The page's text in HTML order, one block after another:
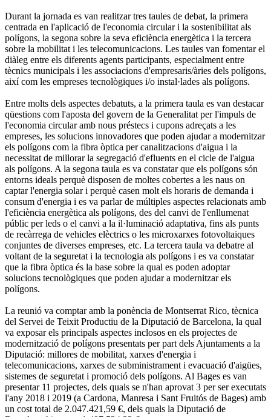
Durant la jornada es van realitzar tres taules de debat, la primera
centrada en l'aplicació de l'economia circular i la sostenibilitat als
polígons, la segona sobre la seva eficiència energètica i la tercera
sobre la mobilitat i les telecomunicacions. Les taules van fomentar el
diàleg entre els diferents agents participants, especialment entre
tècnics municipals i les associacions d'empresaris/àries dels polígons,
així com les empreses tecnològiques i/o instal·lades als polígons.
Entre molts dels aspectes debatuts, a la primera taula es van destacar
qüestions com l'aposta del govern de la Generalitat per l'impuls de
l'economia circular amb nous préstecs i cupons adreçats a les
empreses, les solucions innovadores que poden ajudar a modernitzar
els polígons com la fibra òptica per canalitzacions d'aigua i la
necessitat de millorar la segregació d'efluents en el cicle de l'aigua
als polígons. A la segona taula es va constatar que els polígons són
entorns ideals perquè disposen de moltes cobertes a les naus on
captar l'energia solar i perquè casen molt els horaris de demanda i
consum d'energia i es va parlar de múltiples aspectes relacionats amb
l'eficiència energètica als polígons, des del canvi de l'enllumenat
públic per leds o el canvi a la il·luminació adaptativa, fins als punts
de recàrrega de vehicles elèctrics o les microxarxes fotovoltaiques
conjuntes de diverses empreses, etc. La tercera taula va debatre al
voltant de la seguretat i la tecnologia als polígons i es va constatar
que la fibra òptica és la base sobre la qual es poden adoptar
solucions tecnològiques que poden ajudar a modernitzar els
polígons.
La reunió va comptar amb la ponència de Montserrat Rico, tècnica
del Servei de Teixit Productiu de la Diputació de Barcelona, la qual
va exposar els principals aspectes inclosos en els projectes de
modernització de polígons presentats per part dels Ajuntaments a la
Diputació: millores de mobilitat, xarxes d'energia i
telecomunicacions, xarxes de subministrament i evacuació d'aigües,
sistemes de seguretat i promoció dels polígons. Al Bages es van
presentar 11 projectes, dels quals se n'han aprovat 3 per ser executats
l'any 2018 i 2019 (a Cardona, Manresa i Sant Fruitós de Bages) amb
un cost total de 2.047.421,59 €, dels quals la Diputació de